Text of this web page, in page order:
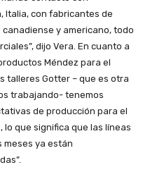
Italia, con fabricantes de
y americano, todo
dijo Vera. En cuanto a
Méndez para el
talleres Gotter – que es otra
trabajando- tenemos
de producción para el
que significa que las líneas
meses ya están